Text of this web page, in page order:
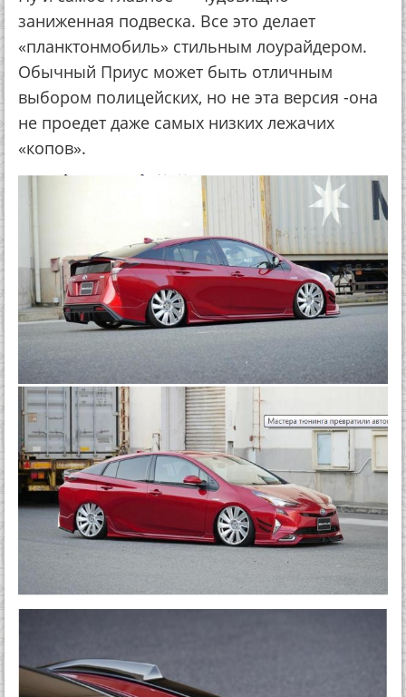
заниженная подвеска. Все это делает
«планктонмобиль» стильным лоурайдером.
Обычный Приус может быть отличным
выбором полицейских, но не эта версия -она
не проедет даже самых низких лежачих
«копов».